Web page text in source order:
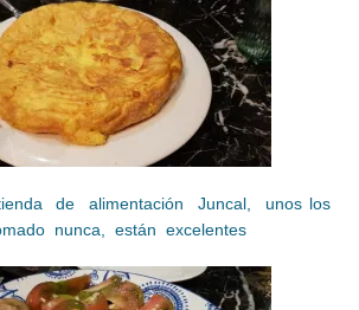
de alimentación Juncal, unos los
nunca, están excelentes